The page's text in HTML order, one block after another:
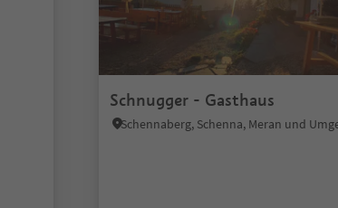
Schnugger - Gasthaus